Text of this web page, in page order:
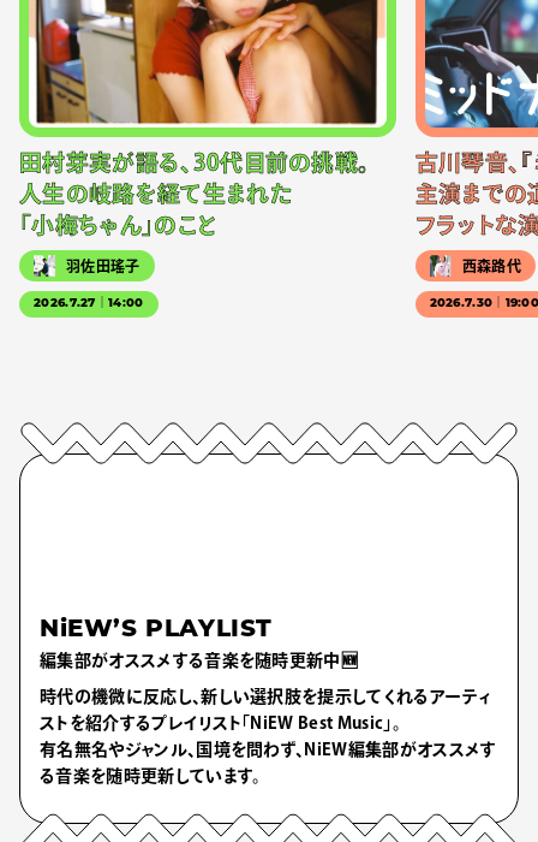
田村芽実が語る、30代目前の挑戦。
人生の岐路を経て生まれた
「小梅ちゃん」のこと
羽佐田瑤子
2026.7.27｜14:00
古川琴音、
主演までの
フラットな
西森路代
2026.7.30｜
NiEW’S PLAYLIST
編集部がオススメする音楽を随時更新中🆕
時代の機微に反応し、新しい選択肢を提示してくれるアーティ
ストを紹介するプレイリスト「NiEW Best Music」。
有名無名やジャンル、国境を問わず、NiEW編集部がオススメす
る音楽を随時更新しています。